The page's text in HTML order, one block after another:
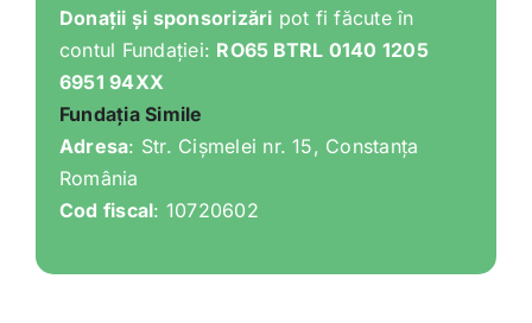
Donații și sponsorizări pot fi făcute în
contul Fundației: RO65 BTRL 0140 1205
6951 94XX
Fundația Simile
Adresa: Str. Cișmelei nr. 15, Constanța
România
Cod fiscal: 10720602